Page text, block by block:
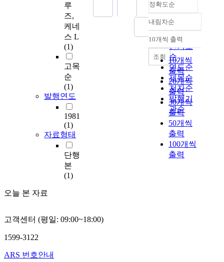
루
즈,
케네
스 L
(1)
고목
순
(1)
발행연도
1981
(1)
자료형태
단행
본
(1)
오늘 본 자료
정확도순
정확도
순
인기도
순
연도순
제목순
저자순
발행기
관순
내림차순
내림차순
10개씩 출력
10개씩
출력
20개씩
출력
30개씩
출력
50개씩
출력
100개씩
출력
조회
고객센터 (평일: 09:00~18:00)
1599-3122
ARS 번호안내